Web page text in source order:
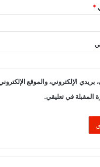
*
الإلكتروني، والموقع
المقبلة في تعليقي.